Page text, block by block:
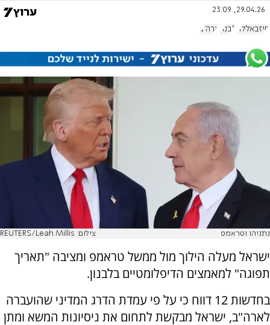
29.04.26, 23:09
חיזבאללה לבנון ארה"ב
נתניהו וטראמפ צילום: REUTERS/Leah Millis
ישראל מעלה הילוך מול ממשל טראמפ ומציבה "תאריך
תפוגה" למאמצים הדיפלומטיים בלבנון.
בחדשות 12 דווח כי על פי עמדת הדרג המדיני שהועברה
לארה"ב, ישראל מבקשת לתחום את ניסיונות המשא ומתן